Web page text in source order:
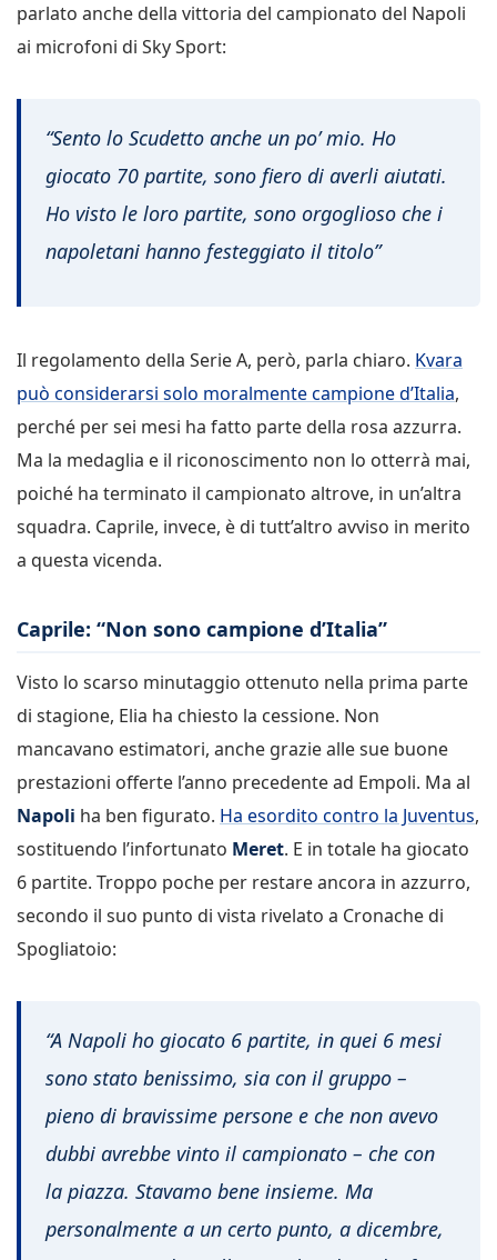
parlato anche della vittoria del campionato del Napoli
ai microfoni di Sky Sport:
“Sento lo Scudetto anche un po’ mio. Ho
giocato 70 partite, sono fiero di averli aiutati.
Ho visto le loro partite, sono orgoglioso che i
napoletani hanno festeggiato il titolo”
Il regolamento della Serie A, però, parla chiaro. Kvara
può considerarsi solo moralmente campione d’Italia,
perché per sei mesi ha fatto parte della rosa azzurra.
Ma la medaglia e il riconoscimento non lo otterrà mai,
poiché ha terminato il campionato altrove, in un’altra
squadra. Caprile, invece, è di tutt’altro avviso in merito
a questa vicenda.
Caprile: “Non sono campione d’Italia”
Visto lo scarso minutaggio ottenuto nella prima parte
di stagione, Elia ha chiesto la cessione. Non
mancavano estimatori, anche grazie alle sue buone
prestazioni offerte l’anno precedente ad Empoli. Ma al
Napoli ha ben figurato. Ha esordito contro la Juventus,
sostituendo l’infortunato Meret. E in totale ha giocato
6 partite. Troppo poche per restare ancora in azzurro,
secondo il suo punto di vista rivelato a Cronache di
Spogliatoio:
“A Napoli ho giocato 6 partite, in quei 6 mesi
sono stato benissimo, sia con il gruppo –
pieno di bravissime persone e che non avevo
dubbi avrebbe vinto il campionato – che con
la piazza. Stavamo bene insieme. Ma
personalmente a un certo punto, a dicembre,